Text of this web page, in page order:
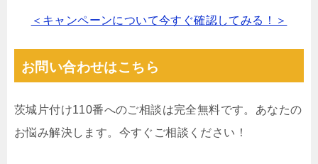
＜キャンペーンについて今すぐ確認してみる！＞
お問い合わせはこちら
茨城片付け110番へのご相談は完全無料です。あなたの
お悩み解決します。今すぐご相談ください！